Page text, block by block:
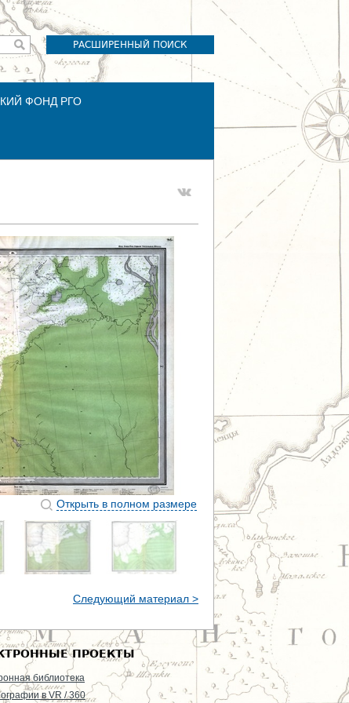
РАСШИРЕННЫЙ ПОИСК
ФОНД РГО
Открыть в полном размере
Следующий материал >
ПРОЕКТЫ
библиотека
в VR / 360